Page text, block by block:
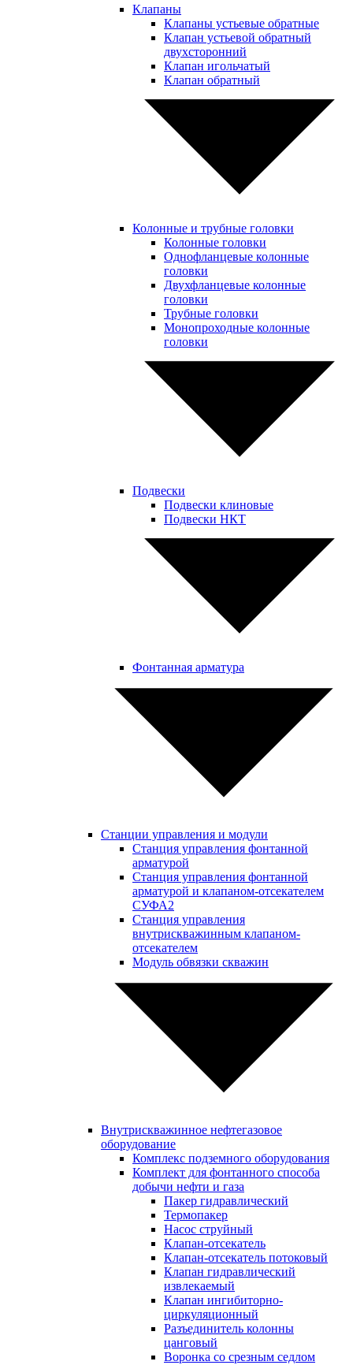
Клапаны
Клапаны устьевые обратные
Клапан устьевой обратный
двухсторонний
Клапан игольчатый
Клапан обратный
Колонные и трубные головки
Колонные головки
Однофланцевые колонные
головки
Двухфланцевые колонные
головки
Трубные головки
Монопроходные колонные
головки
Подвески
Подвески клиновые
Подвески НКТ
Фонтанная арматура
Станции управления и модули
Станция управления фонтанной
арматурой
Станция управления фонтанной
арматурой и клапаном-отсекателем
СУФА2
Станция управления
внутрискважинным клапаном-
отсекателем
Модуль обвязки скважин
Внутрискважинное нефтегазовое
оборудование
Комплекс подземного оборудования
Комплект для фонтанного способа
добычи нефти и газа
Пакер гидравлический
Термопакер
Насос струйный
Клапан-отсекатель
Клапан-отсекатель потоковый
Клапан гидравлический
извлекаемый
Клапан ингибиторно-
циркуляционный
Разъединитель колонны
цанговый
Воронка со срезным седлом